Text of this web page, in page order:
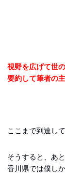
視野を広げて世
要約して筆者の
ここまで到達し
そうすると、あ
香川県では僕し